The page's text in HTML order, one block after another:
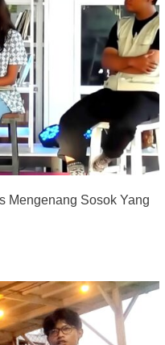
Mengenang Sosok Yang